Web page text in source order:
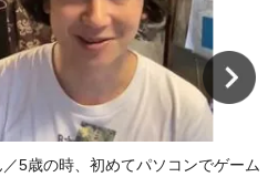
歳の時、初めてパソコンでゲーム